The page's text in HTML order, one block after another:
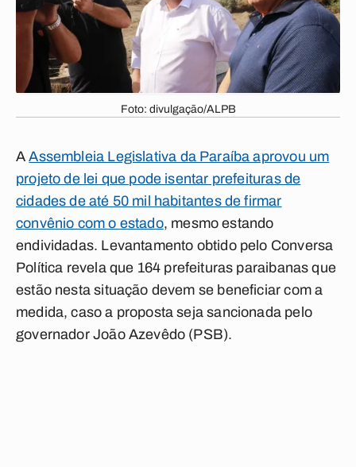
Foto: divulgação/ALPB
AAssembleia Legislativa da Paraíba aprovou um
projeto de lei que pode isentar prefeituras de
cidades de até 50 mil habitantes de firmar
convênio com o estado, mesmo estando
endividadas. Levantamento obtido pelo Conversa
Política revela que 164 prefeituras paraibanas que
estão nesta situação devem se beneficiar com a
medida, caso a proposta seja sancionada pelo
governador João Azevêdo (PSB).